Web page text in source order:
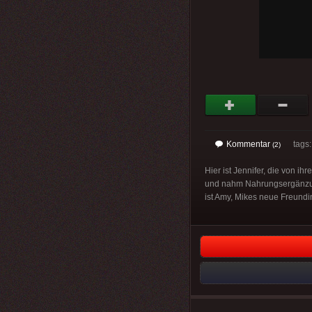
Kommentar (2) tags:
Hier ist Jennifer, die von
und nahm
ist Amy, Mikes neue